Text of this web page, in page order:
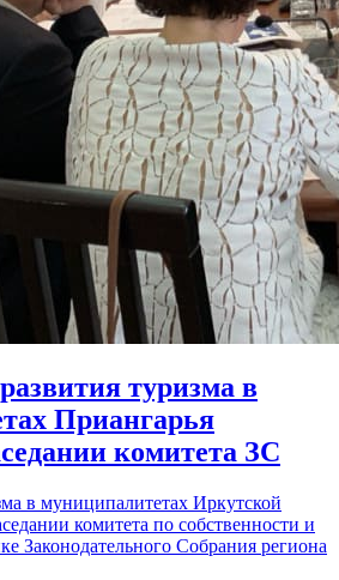
туризма в
Приангарья
комитета ЗС
в муниципалитетах Иркутской
комитета по собственности и
Законодательного Собрания региона